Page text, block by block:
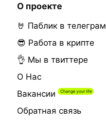
О проекте
🤘 Паблик в телеграм
😎 Работа в крипте
👌 Мы в твиттере
О Нас
Вакансии
Обратная связь